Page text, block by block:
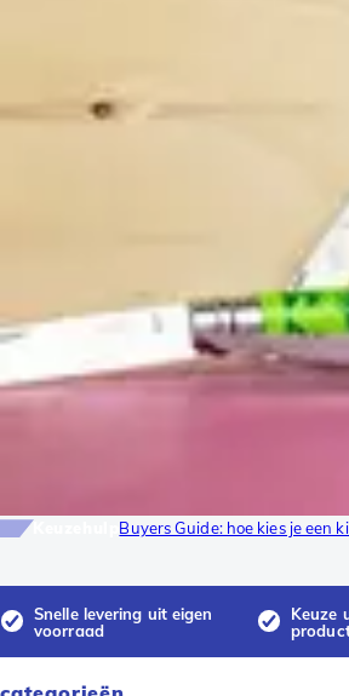
Buyers Guide: hoe kies je een
Snelle levering uit eigen
voorraad
Keuze